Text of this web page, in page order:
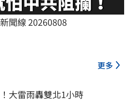
聞線 20260808
更多
大雷雨轟雙北1小時